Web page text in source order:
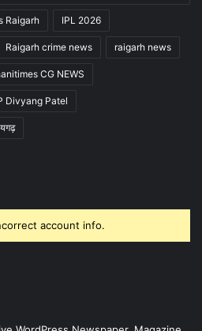
Raigarh IPL 2026
Raigarh crime news raigarh news
CG NEWS
Divyang Patel
account info.